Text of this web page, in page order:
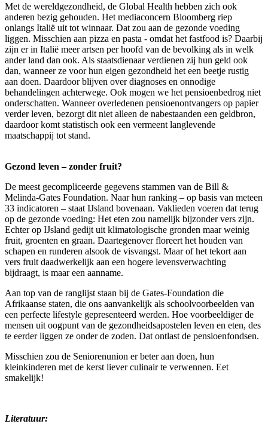
Met de wereldgezondheid, de Global Health hebben zich ook
anderen bezig gehouden. Het mediaconcern Bloomberg riep
onlangs Italië uit tot winnaar. Dat zou aan de gezonde voeding
liggen. Misschien aan pizza en pasta - omdat het fastfood is? Daarbij
zijn er in Italië meer artsen per hoofd van de bevolking als in welk
ander land dan ook. Als staatsdienaar verdienen zij hun geld ook
dan, wanneer ze voor hun eigen gezondheid het een beetje rustig
aan doen. Daardoor blijven over diagnoses en onnodige
behandelingen achterwege. Ook mogen we het pensioenbedrog niet
onderschatten. Wanneer overledenen pensioenontvangers op papier
verder leven, bezorgt dit niet alleen de nabestaanden een geldbron,
daardoor komt statistisch ook een vermeent langlevende
maatschappij tot stand.
Gezond leven – zonder fruit?
De meest gecompliceerde gegevens stammen van de Bill &
Melinda-Gates Foundation. Naar hun ranking – op basis van meteen
33 indicatoren – staat IJsland bovenaan. Vaklieden voeren dat terug
op de gezonde voeding: Het eten zou namelijk bijzonder vers zijn.
Echter op IJsland gedijt uit klimatologische gronden maar weinig
fruit, groenten en graan. Daartegenover floreert het houden van
schapen en runderen alsook de visvangst. Maar of het tekort aan
vers fruit daadwerkelijk aan een hogere levensverwachting
bijdraagt, is maar een aanname.
Aan top van de ranglijst staan bij de Gates-Foundation die
Afrikaanse staten, die ons aanvankelijk als schoolvoorbeelden van
een perfecte lifestyle gepresenteerd werden. Hoe voorbeeldiger de
mensen uit oogpunt van de gezondheidsapostelen leven en eten, des
te eerder liggen ze onder de zoden. Dat ontlast de pensioenfondsen.
Misschien zou de Seniorenunion er beter aan doen, hun
kleinkinderen met de kerst liever culinair te verwennen. Eet
smakelijk!
Literatuur: